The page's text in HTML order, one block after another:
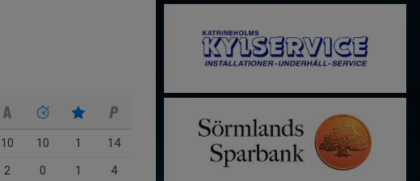
10 10 1
14
2 0 1
4